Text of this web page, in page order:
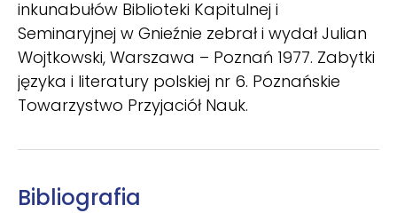
inkunabułów Biblioteki Kapitulnej i
Seminaryjnej w Gnieźnie zebrał i wydał Julian
Wojtkowski, Warszawa – Poznań 1977. Zabytki
języka i literatury polskiej nr 6. Poznańskie
Towarzystwo Przyjaciół Nauk.
Bibliografia